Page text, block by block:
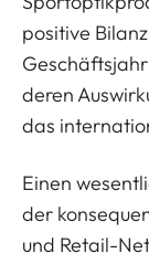
positive
deren
das
Einen
der
und Retail-